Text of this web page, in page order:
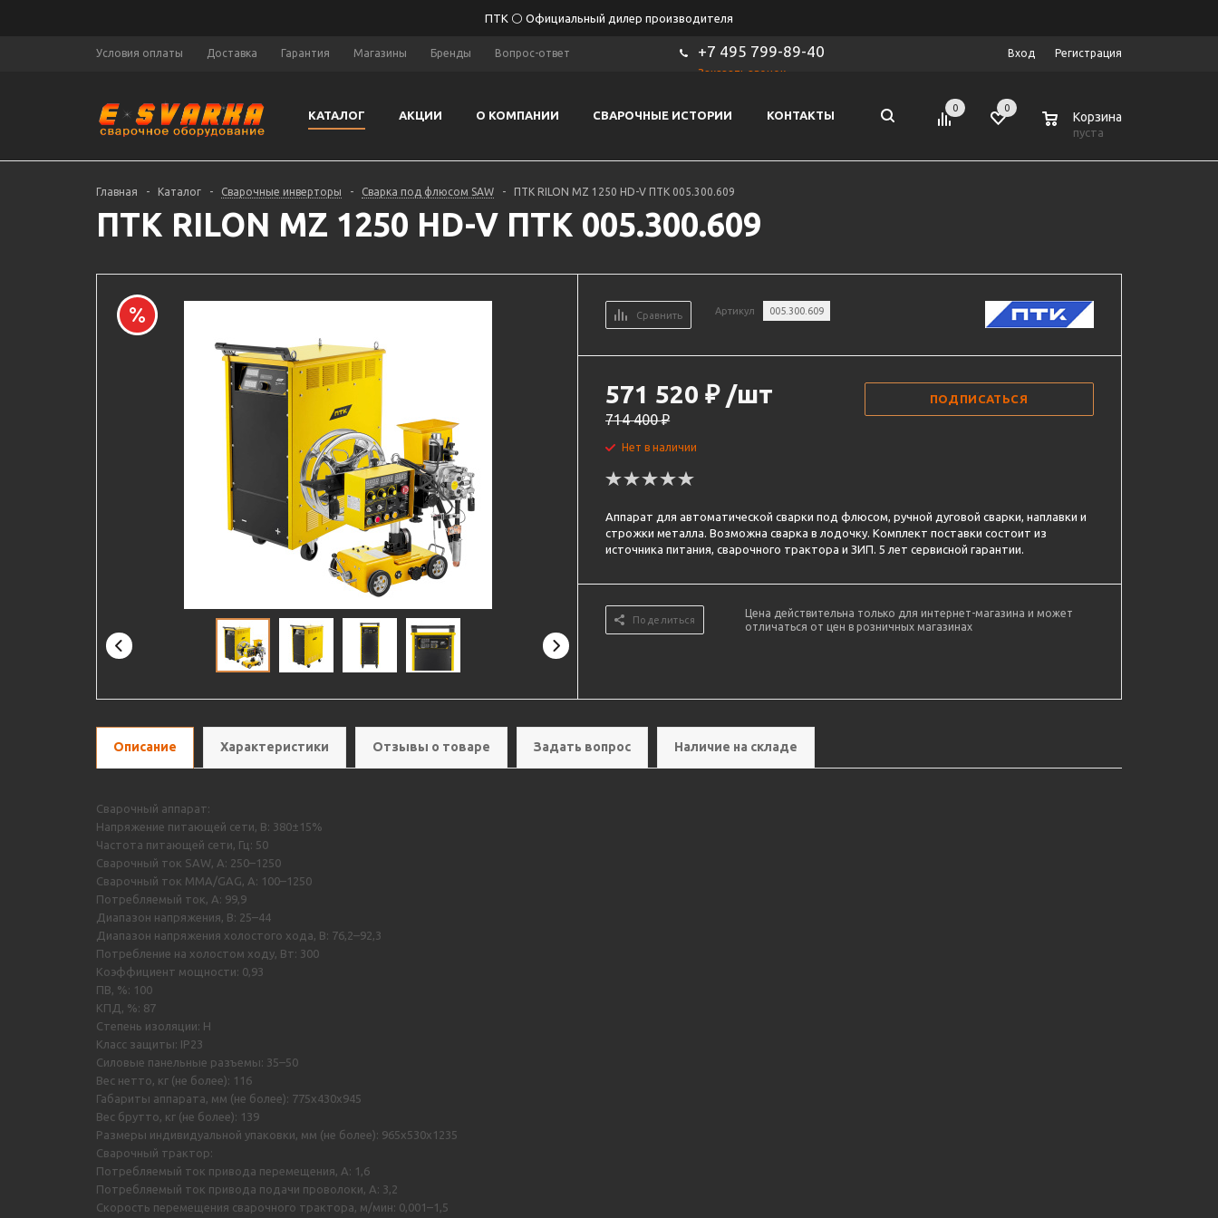
ПТК ⚪ Официальный дилер производителя
Условия оплаты Доставка Гарантия Магазины Бренды Вопрос-ответ +7 495 799-89-40
Заказать звонок
Вход Регистрация
КАТАЛОГ АКЦИИ О КОМПАНИИ СВАРОЧНЫЕ ИСТОРИИ КОНТАКТЫ
0 0
Корзина
пуста
Главная - Каталог - Сварочные инверторы - Сварка под флюсом SAW - ПТК RILON MZ 1250 HD-V ПТК 005.300.609
ПТК RILON MZ 1250 HD-V ПТК 005.300.609
Сравнить Артикул 005.300.609
571 520 ₽ /шт
714 400₽
Нет в наличии
ПОДПИСАТЬСЯ
Аппарат для автоматической сварки под флюсом, ручной дуговой сварки, наплавки и
строжки металла. Возможна сварка в лодочку. Комплект поставки состоит из
источника питания, сварочного трактора и ЗИП. 5 лет сервисной гарантии.
Поделиться
Цена действительна только для интернет-магазина и может
отличаться от цен в розничных магазинах
Описание Характеристики Отзывы о товаре Задать вопрос Наличие на складе
Сварочный аппарат:
Напряжение питающей сети, В: 380±15%
Частота питающей сети, Гц: 50
Сварочный ток SAW, А: 250–1250
Сварочный ток MMA/GAG, А: 100–1250
Потребляемый ток, А: 99,9
Диапазон напряжения, В: 25–44
Диапазон напряжения холостого хода, В: 76,2–92,3
Потребление на холостом ходу, Вт: 300
Коэффициент мощности: 0,93
ПВ, %: 100
КПД, %: 87
Степень изоляции: H
Класс защиты: IP23
Силовые панельные разъемы: 35–50
Вес нетто, кг (не более): 116
Габариты аппарата, мм (не более): 775х430х945
Вес брутто, кг (не более): 139
Размеры индивидуальной упаковки, мм (не более): 965x530x1235
Сварочный трактор:
Потребляемый ток привода перемещения, А: 1,6
Потребляемый ток привода подачи проволоки, А: 3,2
Скорость перемещения сварочного трактора, м/мин: 0,001–1,5